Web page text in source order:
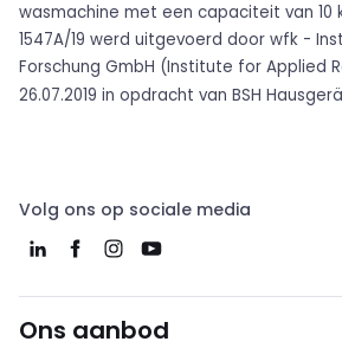
wasmachine met een capaciteit van 10
1547A/19 werd uitgevoerd door wfk -
Forschung GmbH (Institute for Applied
26.07.2019 in opdracht van BSH
Volg ons op sociale media
Ons aanbod